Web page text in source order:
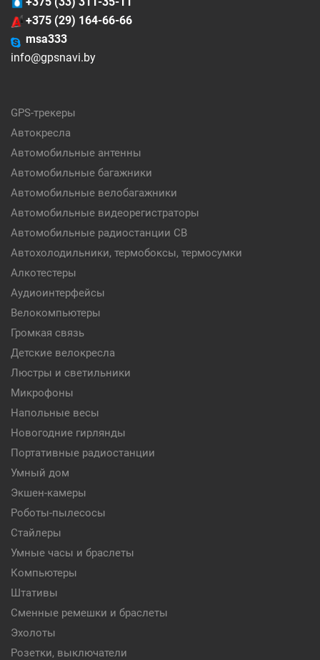
+375 (29) 164-66-66
msa333
info@gpsnavi.by
GPS-трекеры
Автокресла
Автомобильные антенны
Автомобильные багажники
Автомобильные велобагажники
Автомобильные видеорегистраторы
Автомобильные радиостанции CB
Автохолодильники, термобоксы, термосумки
Алкотестеры
Аудиоинтерфейсы
Велокомпьютеры
Громкая связь
Детские велокресла
Люстры и светильники
Микрофоны
Напольные весы
Новогодние гирлянды
Портативные радиостанции
Умный дом
Экшен-камеры
Роботы-пылесосы
Стайлеры
Умные часы и браслеты
Компьютеры
Штативы
Сменные ремешки и браслеты
Эхолоты
Розетки, выключатели